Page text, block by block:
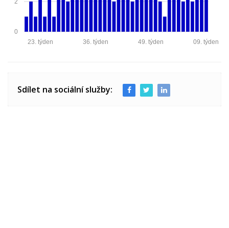
0
2
09. týden
49. týden
36. týden
23. týden
Sdílet na sociální služby: